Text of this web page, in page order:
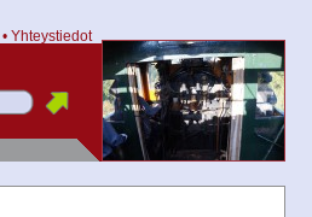
• Yhteystiedot